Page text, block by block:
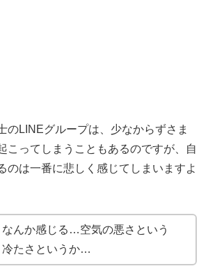
のLINEグループは、少なからずさま
こってしまうこともあるのですが、自
のは一番に悲しく感じてしまいますよ
なんか感じる…空気の悪さという
冷たさというか…